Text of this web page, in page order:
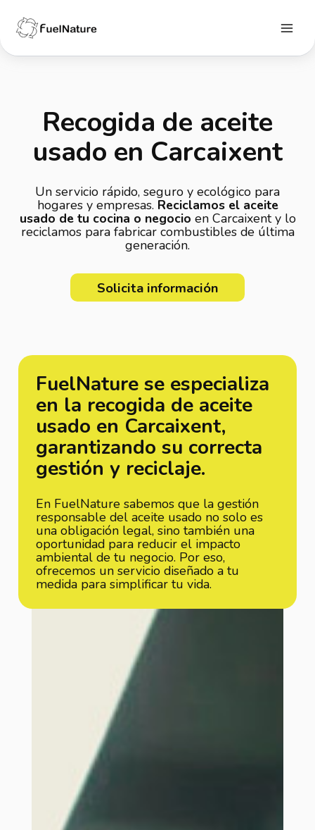
contenido
Main
Recogida de aceite
usado en Carcaixent
Un servicio rápido, seguro y ecológico para
hogares y empresas. Reciclamos el aceite
usado de tu cocina o negocio en Carcaixent y lo
reciclamos para fabricar combustibles de última
generación.
Solicita información
FuelNature se especializa
en la recogida de aceite
usado en Carcaixent,
garantizando su correcta
gestión y reciclaje.
En FuelNature sabemos que la gestión
responsable del aceite usado no solo es
una obligación legal, sino también una
oportunidad para reducir el impacto
ambiental de tu negocio. Por eso,
ofrecemos un servicio diseñado a tu
medida para simplificar tu vida.